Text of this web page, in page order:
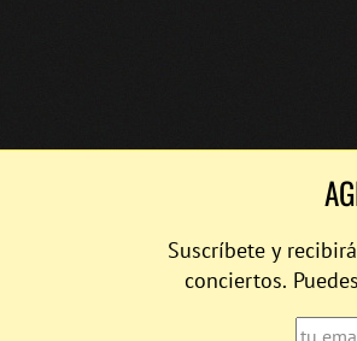
Suscríbete y
conciertos.